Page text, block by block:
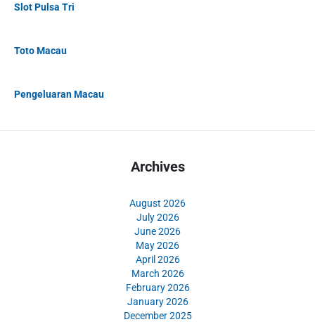
Slot Pulsa Tri
Toto Macau
Pengeluaran Macau
Archives
August 2026
July 2026
June 2026
May 2026
April 2026
March 2026
February 2026
January 2026
December 2025